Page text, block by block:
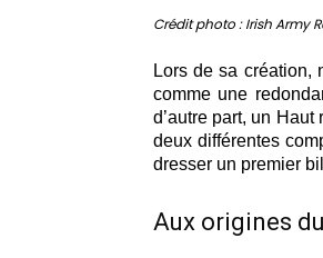
Crédit photo : Irish Army
Lors de sa création,
comme une
d’autre part, un
deux différentes
dresser un premier
Aux origines